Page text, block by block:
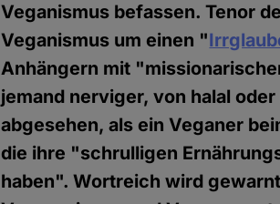
Veganismus befassen. Tenor
Veganismus um einen "
Anhängern mit
jemand nerviger, von halal
abgesehen, als ein Veganer
die ihre "schrulligen
haben". Wortreich wird